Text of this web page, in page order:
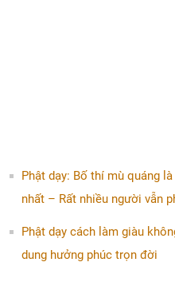
Phật dạy: Bố thí mù quáng
nhất – Rất nhiều người vẫn
Phật dạy cách làm giàu
dung hưởng phúc trọn đời